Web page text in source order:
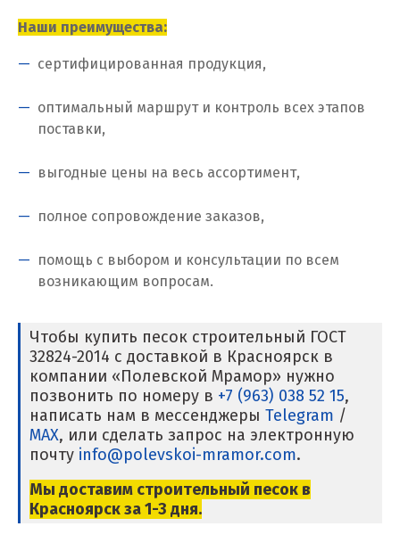
Красногорск
Краснотурьинск
Красноуфимск
Красноярск
Крым
Кузино
Наши преимущества:
сертифицированная продукция,
оптимальный маршрут и контроль всех этапов
поставки,
выгодные цены на весь ассортимент,
полное сопровождение заказов,
помощь с выбором и консультации по всем
возникающим вопросам.
Чтобы купить песок строительный ГОСТ
32824-2014 с доставкой в Красноярск в
компании «Полевской Мрамор» нужно
позвонить по номеру в +7 (963) 038 52 15,
написать нам в мессенджеры Telegram /
MAX, или сделать запрос на электронную
почту info@polevskoi-mramor.com.
Мы доставим строительный песок в
Красноярскза 1-3 дня.